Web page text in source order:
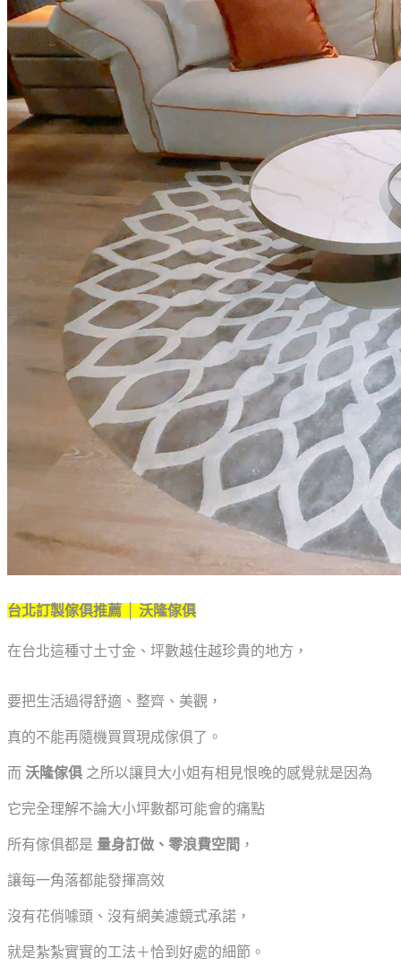
台北訂製傢俱推薦 │ 沃隆傢俱
在台北這種寸土寸金、坪數越住越珍貴的地方，
要把生活過得舒適、整齊、美觀，
真的不能再隨機買買現成傢俱了。
而 沃隆傢俱 之所以讓貝大小姐有相見恨晚的感覺就是因為
它完全理解不論大小坪數都可能會的痛點
所有傢俱都是 量身訂做、零浪費空間 ，
讓每一角落都能發揮高效
沒有花俏噱頭、沒有網美濾鏡式承諾，
就是紮紮實實的工法＋恰到好處的細節。